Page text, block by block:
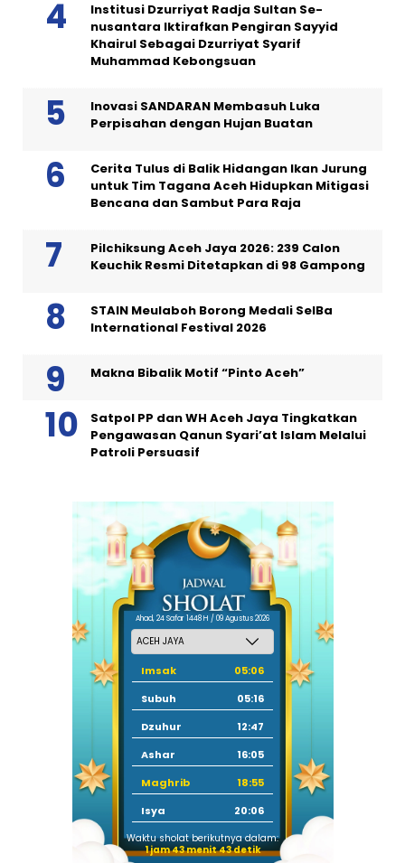
Institusi Dzurriyat Radja Sultan Se-
nusantara Iktirafkan Pengiran Sayyid
Khairul Sebagai Dzurriyat Syarif
Muhammad Kebongsuan
Inovasi SANDARAN Membasuh Luka
Perpisahan dengan Hujan Buatan
Cerita Tulus di Balik Hidangan Ikan Jurung
untuk Tim Tagana Aceh Hidupkan Mitigasi
Bencana dan Sambut Para Raja
Pilchiksung Aceh Jaya 2026: 239 Calon
Keuchik Resmi Ditetapkan di 98 Gampong
STAIN Meulaboh Borong Medali SeIBa
International Festival 2026
Makna Bibalik Motif “Pinto Aceh”
Satpol PP dan WH Aceh Jaya Tingkatkan
Pengawasan Qanun Syari’at Islam Melalui
Patroli Persuasif
Ahad, 24 Safar 1448 H / 09 Agustus 2026
Imsak
05:06
Subuh
05:16
Dzuhur
12:47
Ashar
16:05
Maghrib
18:55
Isya
20:06
Waktu sholat berikutnya dalam:
1 jam 43 menit 42 detik